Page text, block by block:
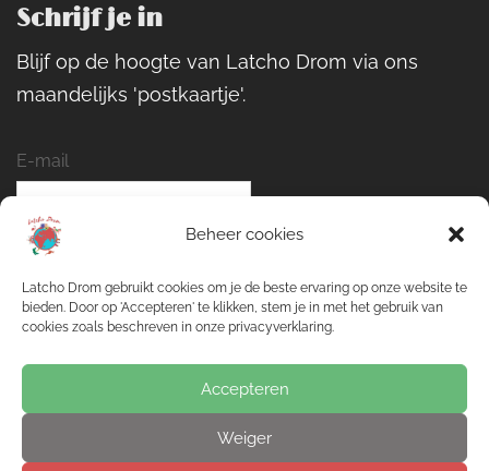
Beheer cookies
Latcho Drom gebruikt cookies om je de beste ervaring op onze website te
bieden. Door op 'Accepteren' te klikken, stem je in met het gebruik van
cookies zoals beschreven in onze privacyverklaring.
Accepteren
Weiger
Schrijf je in
Blijf op de hoogte van Latcho Drom via ons
maandelijks 'postkaartje'.
E-mail
Naam